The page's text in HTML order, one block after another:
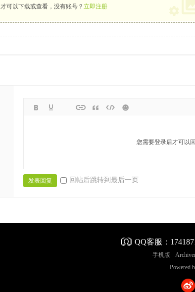
才可以下载或查看，没有账号？ 立即注册
您需要登录后才可以
发表回复 回帖后跳转到最后一页
QQ客服：
手机版
Powered